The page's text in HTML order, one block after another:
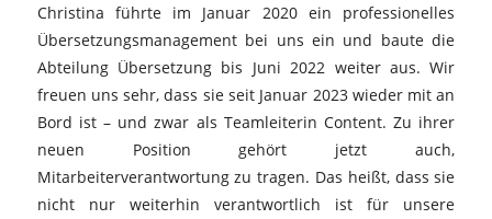
Christina führte im Januar 2020 ein professionelles
Übersetzungsmanagement bei uns ein und baute die
Abteilung Übersetzung bis Juni 2022 weiter aus. Wir
freuen uns sehr, dass sie seit Januar 2023 wieder mit an
Bord ist – und zwar als Teamleiterin Content. Zu ihrer
neuen Position gehört jetzt auch,
Mitarbeiterverantwortung zu tragen. Das heißt, dass sie
nicht nur weiterhin verantwortlich ist für unsere